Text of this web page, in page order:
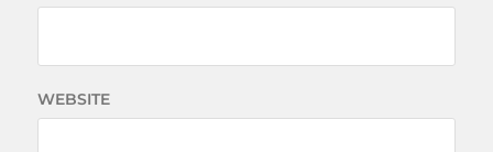
WEBSITE